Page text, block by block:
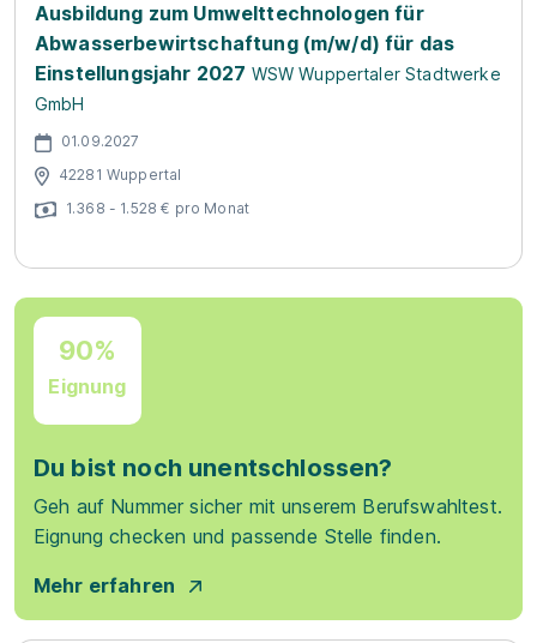
Ausbildung zum Umwelttechnologen für
Abwasserbewirtschaftung (m/w/d) für das
Einstellungsjahr 2027 WSW Wuppertaler Stadtwerke
GmbH
01.09.2027
42281 Wuppertal
1.368 - 1.528 € pro Monat
90%
Eignung
Du bist noch unentschlossen?
Geh auf Nummer sicher mit unserem Berufswahltest.
Eignung checken und passende Stelle finden.
Mehr erfahren